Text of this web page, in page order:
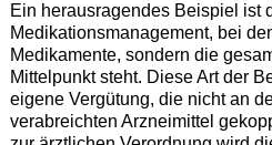
Ein herausragendes Beispiel ist
Medikationsmanagement, bei
Medikamente, sondern die
Mittelpunkt steht. Diese Art der
eigene Vergütung, die nicht an
verabreichten Arzneimittel